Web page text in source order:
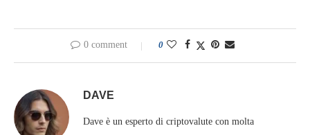
0 comment 0
DAVE
Dave è un esperto di criptovalute con molta